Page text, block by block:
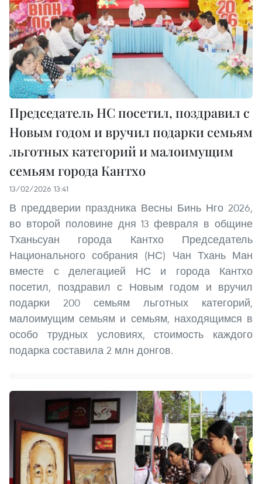
Председатель НС посетил, поздравил с
Новым годом и вручил подарки семьям
льготных категорий и малоимущим
семьям города Кантхо
13/02/2026 13:41
В преддверии праздника Весны Бинь Нго 2026,
во второй половине дня 13 февраля в общине
Тханьсуан города Кантхо Председатель
Национального собрания (НС) Чан Тхань Ман
вместе с делегацией НС и города Кантхо
посетил, поздравил с Новым годом и вручил
подарки 200 семьям льготных категорий,
малоимущим семьям и семьям, находящимся в
особо трудных условиях, стоимость каждого
подарка составила 2 млн донгов.